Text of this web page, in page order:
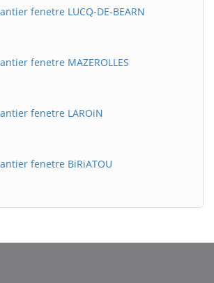
fenetre LUCQ-DE-BEARN
fenetre MAZEROLLES
fenetre LAROiN
fenetre BiRiATOU